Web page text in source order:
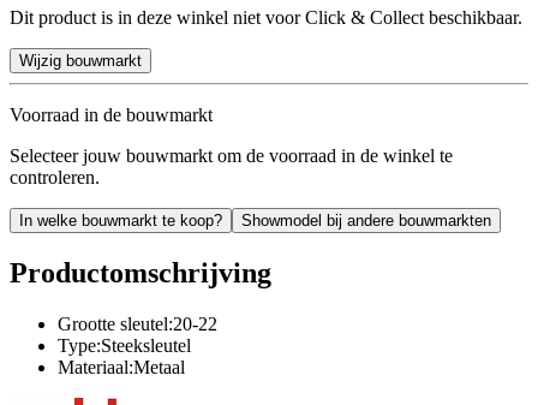
Dit product is in deze winkel niet voor Click & Collect beschikbaar.
Wijzig bouwmarkt
Voorraad in de bouwmarkt
Selecteer jouw bouwmarkt om de voorraad in de winkel te
controleren.
In welke bouwmarkt te koop? Showmodel bij andere bouwmarkten
Productomschrijving
Grootte sleutel:20-22
Type:Steeksleutel
Materiaal:Metaal